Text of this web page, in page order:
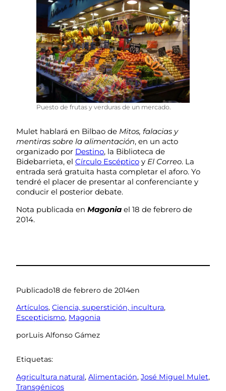
Puesto de frutas y verduras de un mercado.
Mulet hablará en Bilbao de Mitos, falacias y
mentiras sobre la alimentación, en un acto
organizado por Destino, la Biblioteca de
Bidebarrieta, el Círculo Escéptico y El Correo. La
entrada será gratuita hasta completar el aforo. Yo
tendré el placer de presentar al conferenciante y
conducir el posterior debate.
Nota publicada en Magonia el 18 de febrero de
2014.
Publicado18 de febrero de 2014en
Artículos, Ciencia, superstición, incultura
Escepticismo, Magonia
porLuis Alfonso Gámez
Etiquetas:
Agricultura natural, Alimentación, José Miguel Mulet
Transgénicos